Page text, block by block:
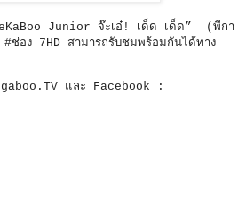
Junior จ๊ะเอ๋! เด็ด เด็ด” (พีกา
ง 7HD สามารถรับชมพร้อมกันได้ทาง
และ Facebook :